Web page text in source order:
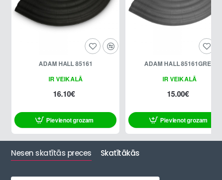
IR VEIKALĀ
ADAM HALL 85161
16.10€
Pievienot grozam
IR VEIKALĀ
ADAM HALL 85161GREY
15.00€
Pievienot grozam
Nesen skatītās preces Skatītākās